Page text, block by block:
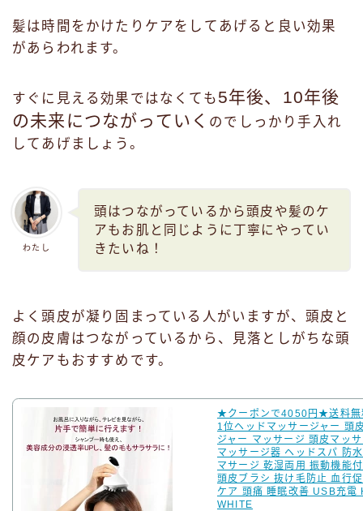
髪は時間をかけたりケアをしてあげると良い効果
があらわれます。
すぐに見える効果ではなくても 5年後、10年後
の未来につながっていく のでしっかり手入れ
してあげましょう。
わたし
頭はつながっているから頭皮や髪のケ
アもお肌と同じように丁寧にやってい
きたいね！
よく頭皮が凝り固まっている人がいますが、頭皮と
顔の皮膚はつながっているから、見落としがちな頭
皮ケアもおすすめです。
★クーポンで4050円★送料
1位ヘッドマッサージャー 頭
ジャー マッサージ 頭皮マッ
マッサージ器 ヘッドスパ 防
マサージ 乾湿両用 振動機能
頭皮ブラシ 抜け毛防止 血行
ケア 頭痛 睡眠改善 USB充電
WHITE